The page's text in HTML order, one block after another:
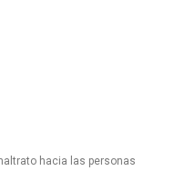
hacia las personas